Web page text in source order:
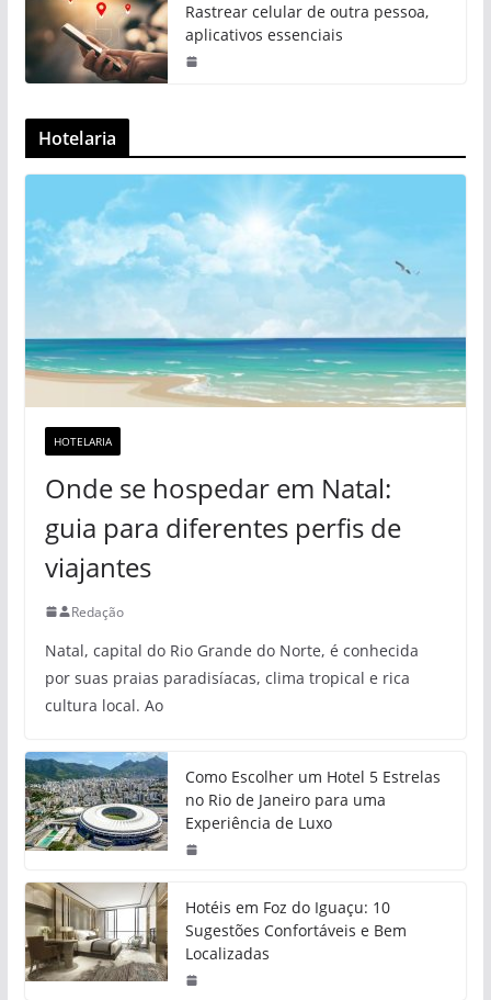
Rastrear celular de outra pessoa,
aplicativos essenciais
Hotelaria
HOTELARIA
Onde se hospedar em Natal:
guia para diferentes perfis de
viajantes
Redação
Natal, capital do Rio Grande do Norte, é conhecida
por suas praias paradisíacas, clima tropical e rica
cultura local. Ao
Como Escolher um Hotel 5 Estrelas
no Rio de Janeiro para uma
Experiência de Luxo
Hotéis em Foz do Iguaçu: 10
Sugestões Confortáveis e Bem
Localizadas